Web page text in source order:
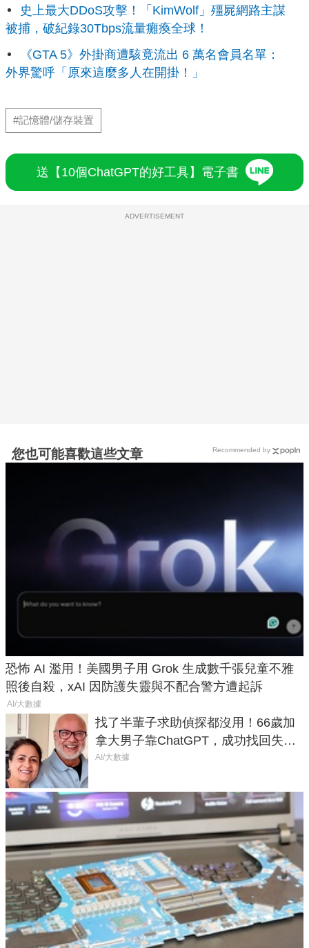
史上最大DDoS攻擊！「KimWolf」殭屍網路主謀
被捕，破紀錄30Tbps流量癱瘓全球！
《GTA 5》外掛商遭駭竟流出 6 萬名會員名單：
外界驚呼「原來這麼多人在開掛！」
#記憶體/儲存裝置
送【10個ChatGPT的好工具】電子書
ADVERTISEMENT
您也可能喜歡這些文章
恐怖 AI 濫用！美國男子用 Grok 生成數千張兒童不雅
照後自殺，xAI 因防護失靈與不配合警方遭起訴
AI/大數據
找了半輩子求助偵探都沒用！66歲加
拿大男子靠ChatGPT，成功找回失散
50年家人
AI/大數據
Recommended by